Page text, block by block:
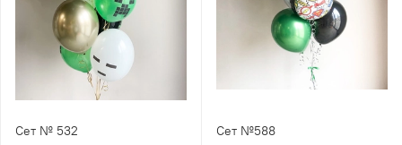
Сет № 532 Сет №588